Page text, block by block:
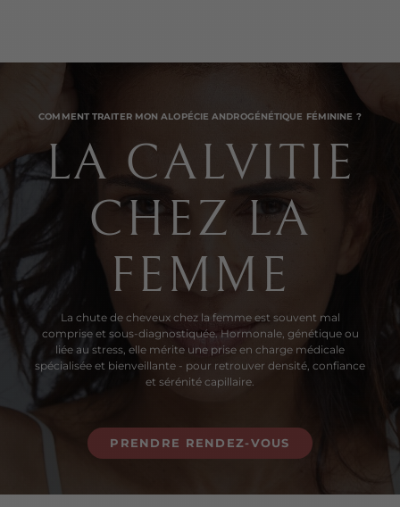
COMMENT TRAITER MON ALOPÉCIE ANDROGÉNÉTIQUE FÉMININE ?
LA CALVITIE
CHEZ LA
FEMME
La chute de cheveux chez la femme est souvent mal
comprise et sous-diagnostiquée. Hormonale, génétique ou
liée au stress, elle mérite une prise en charge médicale
spécialisée et bienveillante - pour retrouver densité, confiance
et sérénité capillaire.
PRENDRE RENDEZ-VOUS